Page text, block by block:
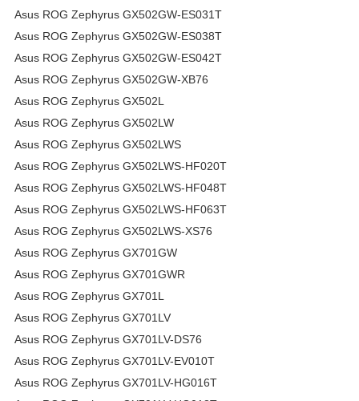
Asus ROG Zephyrus GX502GW-ES031T
Asus ROG Zephyrus GX502GW-ES038T
Asus ROG Zephyrus GX502GW-ES042T
Asus ROG Zephyrus GX502GW-XB76
Asus ROG Zephyrus GX502L
Asus ROG Zephyrus GX502LW
Asus ROG Zephyrus GX502LWS
Asus ROG Zephyrus GX502LWS-HF020T
Asus ROG Zephyrus GX502LWS-HF048T
Asus ROG Zephyrus GX502LWS-HF063T
Asus ROG Zephyrus GX502LWS-XS76
Asus ROG Zephyrus GX701GW
Asus ROG Zephyrus GX701GWR
Asus ROG Zephyrus GX701L
Asus ROG Zephyrus GX701LV
Asus ROG Zephyrus GX701LV-DS76
Asus ROG Zephyrus GX701LV-EV010T
Asus ROG Zephyrus GX701LV-HG016T